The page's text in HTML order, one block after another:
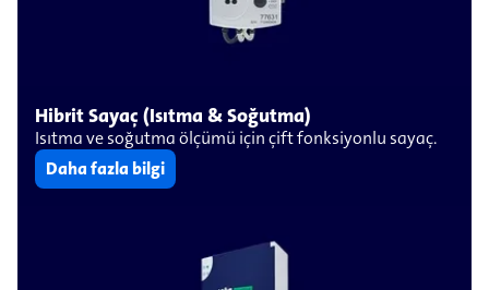
Hibrit Sayaç (Isıtma & Soğutma)
Isıtma ve soğutma ölçümü için çift fonksiyonlu sayaç.
Daha fazla bilgi